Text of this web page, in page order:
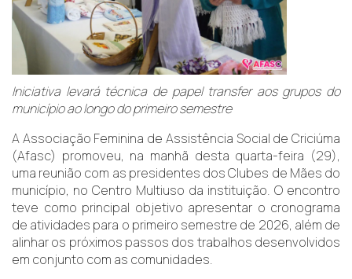
Iniciativa levará técnica de papel transfer aos grupos do
município ao longo do primeiro semestre
A Associação Feminina de Assistência Social de Criciúma
(Afasc) promoveu, na manhã desta quarta-feira (29),
uma reunião com as presidentes dos Clubes de Mães do
município, no Centro Multiuso da instituição. O encontro
teve como principal objetivo apresentar o cronograma
de atividades para o primeiro semestre de 2026, além de
alinhar os próximos passos dos trabalhos desenvolvidos
em conjunto com as comunidades.